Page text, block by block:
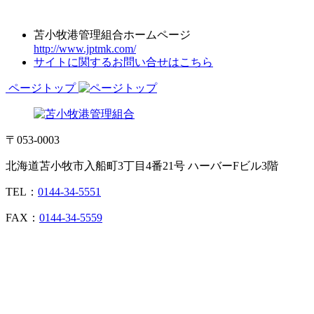
苫小牧港管理組合ホームページ
http://www.jptmk.com/
サイトに関するお問い合せはこちら
ページトップ
〒053-0003
北海道苫小牧市入船町3丁目4番21号 ハーバーFビル3階
TEL： 0144-34-5551
FAX： 0144-34-5559